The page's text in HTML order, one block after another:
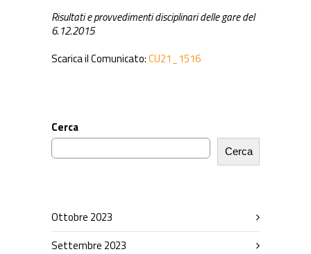
Risultati e provvedimenti disciplinari delle gare del
6.12.2015
Scarica il Comunicato:CU21_1516
Cerca
Cerca
Ottobre 2023
Settembre 2023